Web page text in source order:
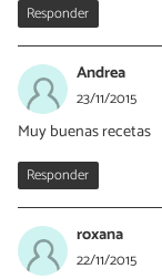
Responder
Andrea
23/11/2015
Muy buenas recetas
Responder
roxana
22/11/2015